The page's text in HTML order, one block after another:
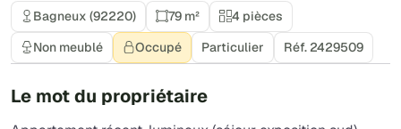
Bagneux (92220) 79 m²
4 pièces
Non meublé
Occupé Particulier Réf. 2429509
Le mot du propriétaire